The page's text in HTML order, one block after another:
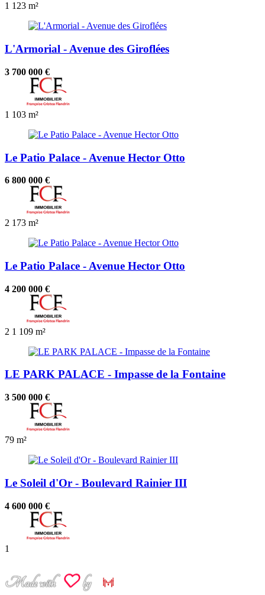
1 123 m²
L'Armorial - Avenue des Giroflées
3 700 000 €
1 103 m²
Le Patio Palace - Avenue Hector Otto
6 800 000 €
2 173 m²
Le Patio Palace - Avenue Hector Otto
4 200 000 €
2 1 109 m²
LE PARK PALACE - Impasse de la Fontaine
3 500 000 €
79 m²
Le Soleil d'Or - Boulevard Rainier III
4 600 000 €
1